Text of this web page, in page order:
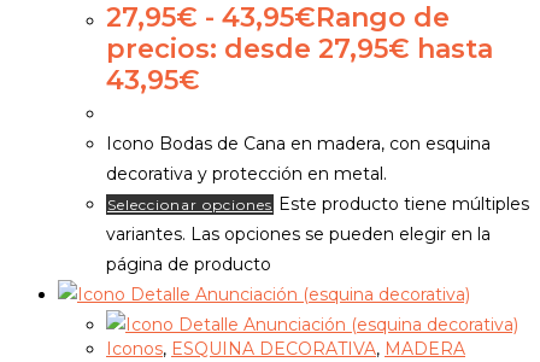
27,95€ - 43,95€Rango de
precios: desde 27,95€ hasta
43,95€
Icono Bodas de Cana en madera, con esquina
decorativa y protección en metal.
Seleccionar opciones Este producto tiene múltiples
variantes. Las opciones se pueden elegir en la
página de producto
Iconos, ESQUINA DECORATIVA, MADERA